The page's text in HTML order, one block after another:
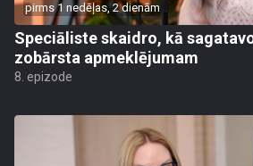
pirms 1 nedēļas, 2 dienām
Speciāliste skaidro, kā
zobārsta apmeklējumam
8. epizode